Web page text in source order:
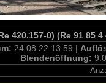
420.157-0) (Re 91 85
24.08.22 13:59 |
Blendenöffnung: